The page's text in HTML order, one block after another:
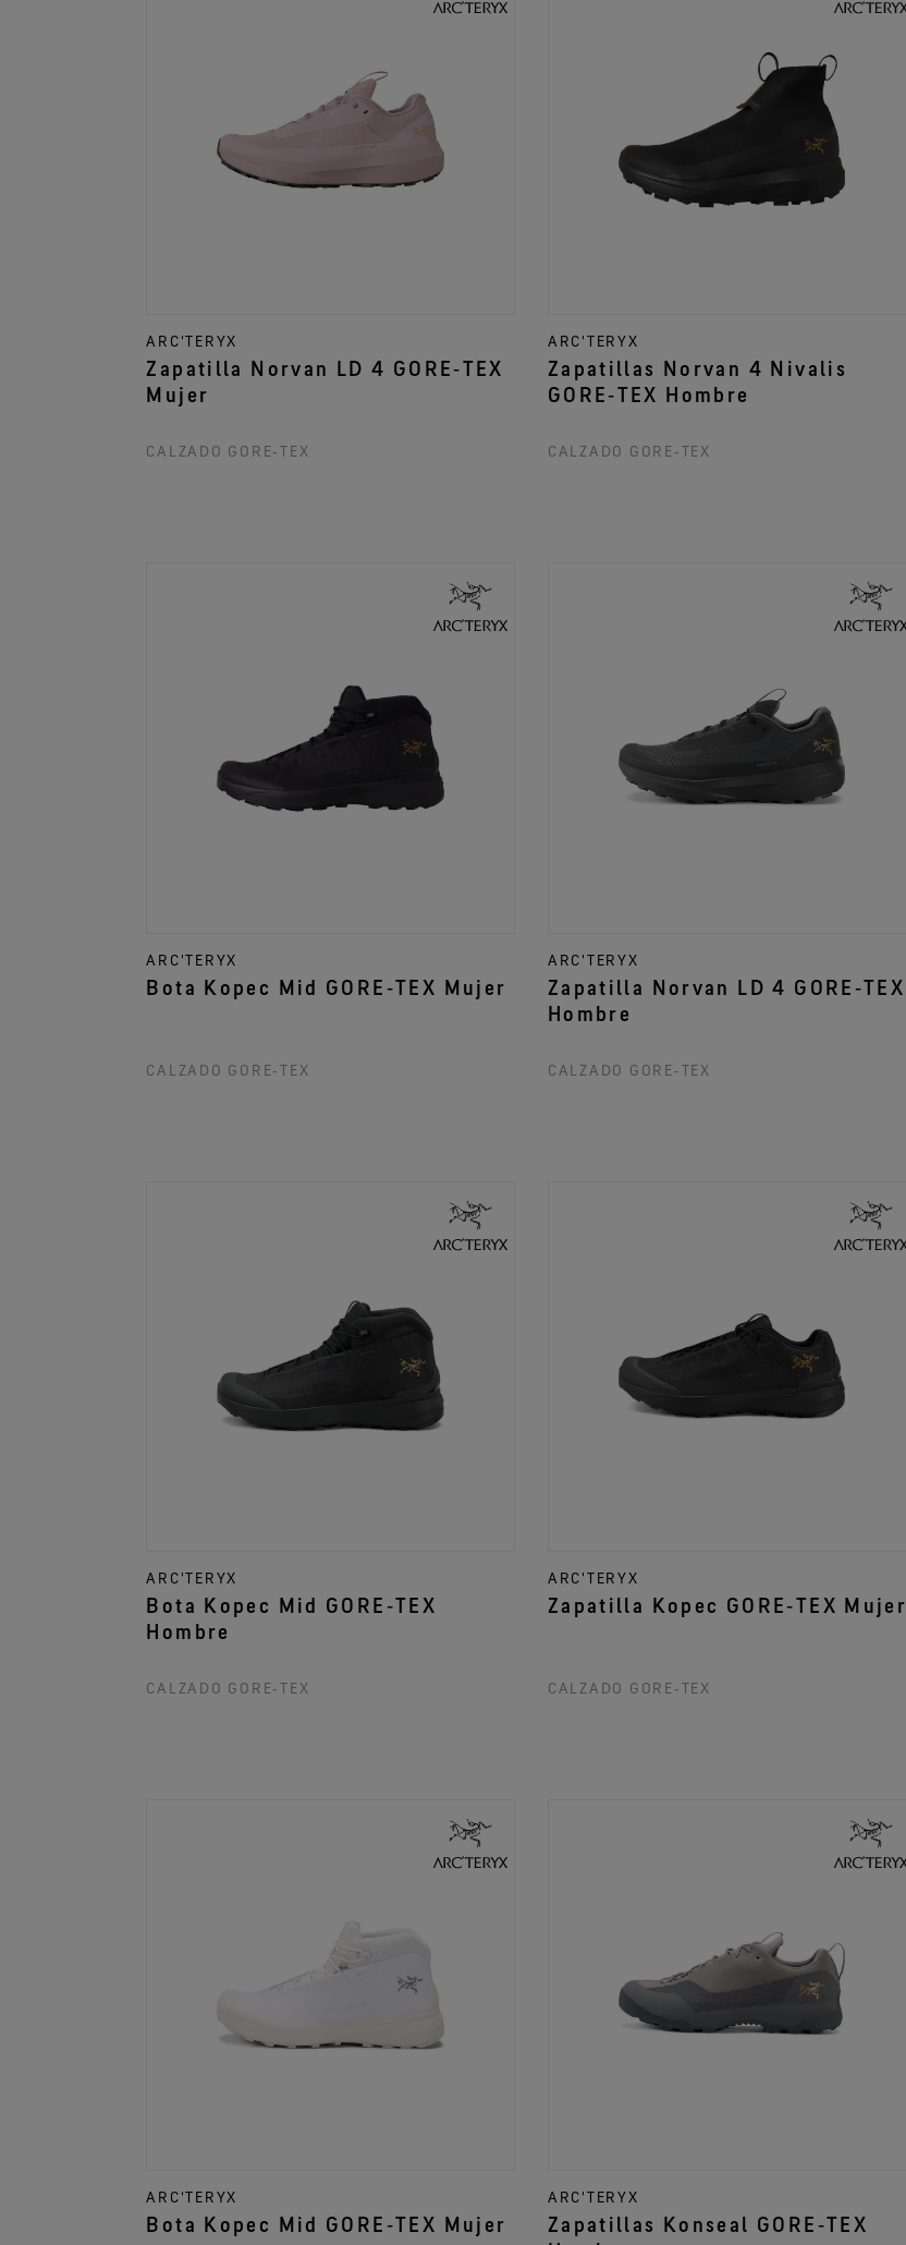
ARC'TERYX
Zapatilla Norvan LD 4 GORE‑TEX
Mujer
CALZADO GORE‑TEX
ARC'TERYX
Zapatillas Norvan 4 Nivalis
GORE‑TEX Hombre
CALZADO GORE‑TEX
ARC'TERYX
Bota Kopec Mid GORE‑TEX Mujer
CALZADO GORE‑TEX
ARC'TERYX
Zapatilla Norvan LD 4 GORE‑TEX
Hombre
CALZADO GORE‑TEX
ARC'TERYX
Bota Kopec Mid GORE‑TEX
Hombre
CALZADO GORE‑TEX
ARC'TERYX
Zapatilla Kopec GORE‑TEX Mujer
CALZADO GORE‑TEX
ARC'TERYX
Bota Kopec Mid GORE‑TEX Mujer
ARC'TERYX
Zapatillas Konseal GORE‑TEX